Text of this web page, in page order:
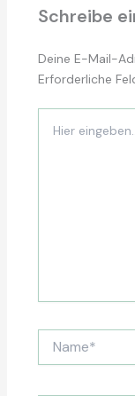
Schreibe
Deine E-Mail-
Erforderliche
eingeben…